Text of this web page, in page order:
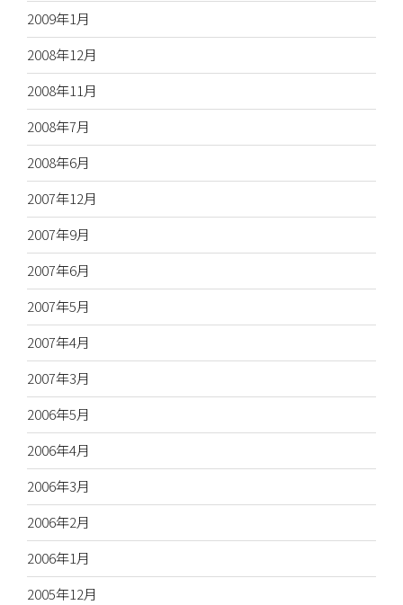
2009年1月
2008年12月
2008年11月
2008年7月
2008年6月
2007年12月
2007年9月
2007年6月
2007年5月
2007年4月
2007年3月
2006年5月
2006年4月
2006年3月
2006年2月
2006年1月
2005年12月